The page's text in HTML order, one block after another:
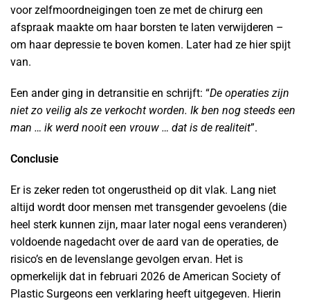
voor zelfmoordneigingen toen ze met de chirurg een
afspraak maakte om haar borsten te laten verwijderen –
om haar depressie te boven komen. Later had ze hier spijt
van.
Een ander ging in detransitie en schrijft: “De operaties zijn
niet zo veilig als ze verkocht worden. Ik ben nog steeds een
man … ik werd nooit een vrouw … dat is de realiteit”.
Conclusie
Er is zeker reden tot ongerustheid op dit vlak. Lang niet
altijd wordt door mensen met transgender gevoelens (die
heel sterk kunnen zijn, maar later nogal eens veranderen)
voldoende nagedacht over de aard van de operaties, de
risico’s en de levenslange gevolgen ervan. Het is
opmerkelijk dat in februari 2026 de American Society of
Plastic Surgeons een verklaring heeft uitgegeven. Hierin